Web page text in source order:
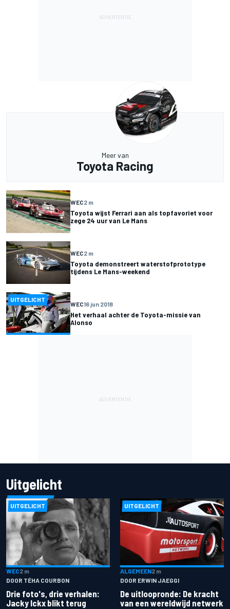
Meer van
Toyota Racing
WEC2 m
Toyota wijst Ferrari aan als topfavoriet voor
zege 24 uur van Le Mans
WEC2 m
Toyota demonstreert waterstofprototype
tijdens Le Mans-weekend
UITGELICHT
WEC16 jun 2018
Het verhaal achter de Toyota-missie van
Alonso
Uitgelicht
UITGELICHT
WEC2 m
DOOR TÉHA COURBON
Drie foto's, drie verhalen:
Jacky Ickx blikt terug
UITGELICHT
ALGEMEEN2 m
DOOR ERWIN JAEGGI
De uitloopronde: De kracht
van een wereldwijd netwerk